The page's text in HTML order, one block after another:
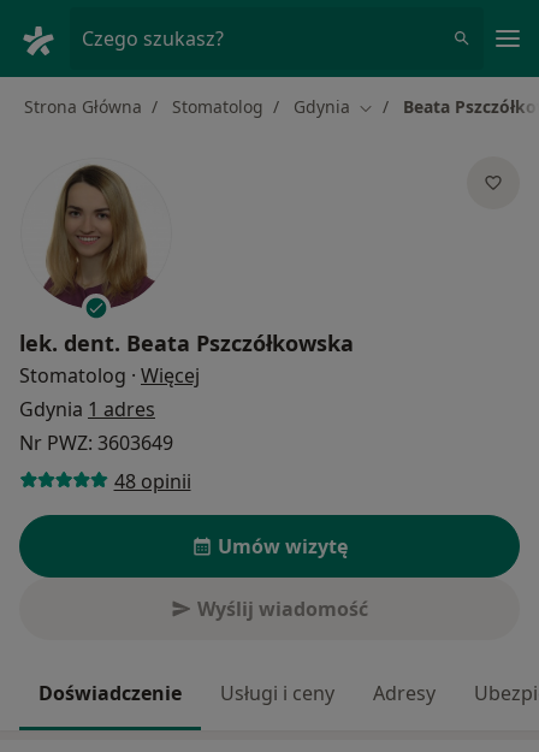
Czego szukasz?
Strona Główna Stomatolog Gdynia Zmień miasto
Beata
lek. dent. Beata Pszczółkowska
Stomatolog · Więcej
Gdynia 1 adres
Nr PWZ: 3603649
48 opinii
Umów wizytę
Wyślij wiadomość
Doświadczenie Usługi i ceny Adresy